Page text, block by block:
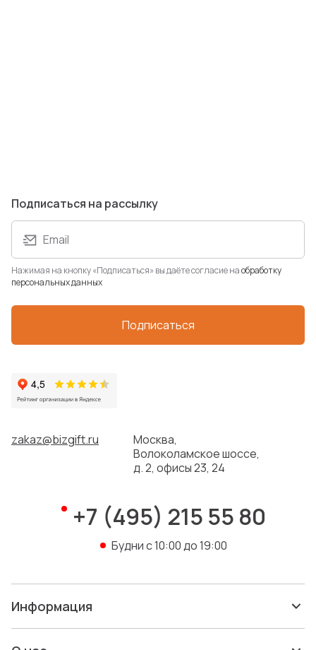
стилусом TOUCHWRITER
47 ₽
«Rover» с защитой от воды
В наличии: 0 шт.
Подписаться на рассылку
Email
Нажимая на кнопку «Подписаться» вы даёте согласие наобработку
персональных данных
Подписаться
zakaz@bizgift.ru
Москва,
Волоколамское шоссе,
д. 2, офисы 23, 24
+7 (495) 215 55 80
Будни с 10:00 до 19:00
Информация